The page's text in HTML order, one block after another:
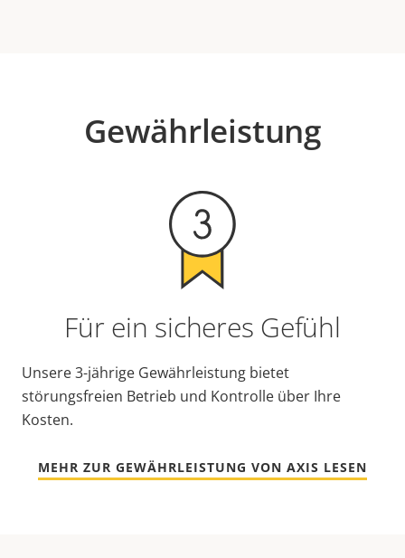
Gewährleistung
Für ein sicheres Gefühl
Unsere 3-jährige Gewährleistung bietet
störungsfreien Betrieb und Kontrolle über Ihre
Kosten.
MEHR ZUR GEWÄHRLEISTUNG VON AXIS LESEN